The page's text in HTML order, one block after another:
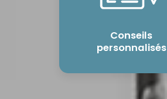
Conseils
personnalisés